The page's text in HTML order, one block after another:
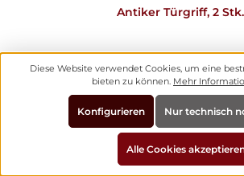
Antiker Türgriff, 2 Stk.
Regulärer
2,60 €
Preise inkl. MwSt. zzgl.
Diese Website verwendet Cookies, um eine
bieten zu können. Mehr
Nur technisch
Konfigurieren
Alle Cookies